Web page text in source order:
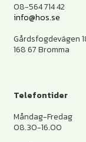
08-564 714 42
info@hos.se
Gårdsfogdevägen
168 67 Bromma
Telefontider
Måndag-Fredag
08.30-16.00